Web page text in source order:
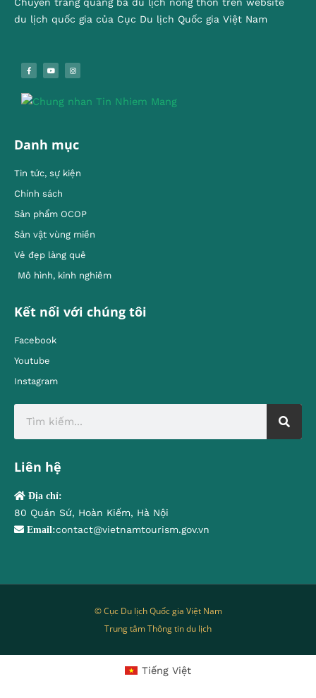
du lịch quốc gia của Cục Du lịch Quốc gia Việt Nam
Danh mục
Tin tức, sự kiện
Chính sách
Sản phẩm OCOP
Sản vật vùng miền
Vẻ đẹp làng quê
Mô hình, kinh nghiêm
Kết nối với chúng tôi
Facebook
Youtube
Instagram
Liên hệ
Địa chỉ:
80 Quán Sứ, Hoàn Kiếm, Hà Nội
Email:contact@vietnamtourism.gov.vn
© Cục Du lịch Quốc gia Việt Nam
Trung tâm Thông tin du lịch
Tiếng Việt